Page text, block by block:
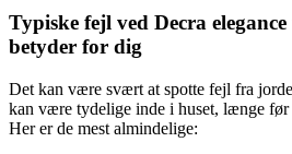
Typiske fejl ved Decra
betyder for dig
Det kan være svært at spotte fejl fra
kan være tydelige inde i huset, længe før
Her er de mest almindelige: